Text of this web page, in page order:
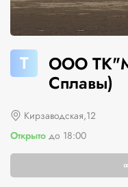
Т
ООО
Сплавы)
Кирзаводская,12
Открыто до 18:00